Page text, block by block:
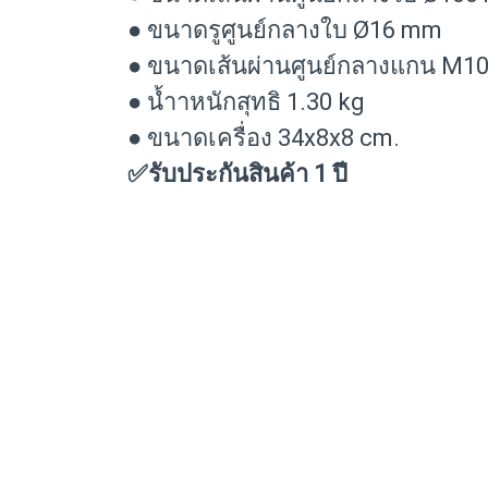
● ขนาดรูศูนย์กลางใบ Ø16 mm
● ขนาดเส้นผ่านศูนย์กลางแกน M10
● น้ำาหนักสุทธิ 1.30 kg
● ขนาดเครื่อง 34x8x8 cm.
✅รับประกันสินค้า 1 ปี